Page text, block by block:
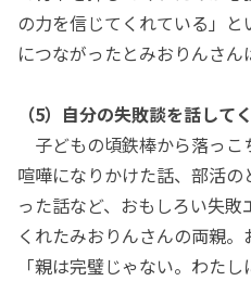
の力を信じてくれている」
につながったとみおりんさん
（5）自分の失敗談を話して
子どもの頃鉄棒から落っこ
喧嘩になりかけた話、部活
った話など、おもしろい失
くれたみおりんさんの両親。
「親は完璧じゃない。わた